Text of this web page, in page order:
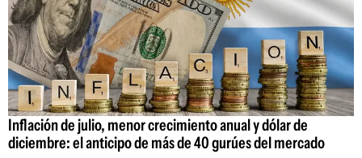
Inflación de julio, menor crecimiento anual y dólar de
diciembre: el anticipo de más de 40 gurúes del mercado